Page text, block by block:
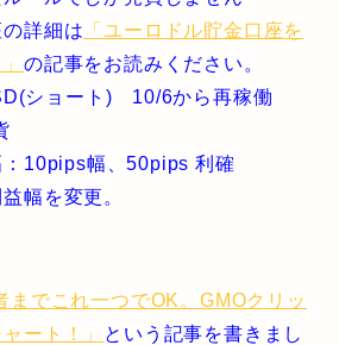
詳細は 「ユーロドル貯金口座を
」の記事をお読みください。
ショート) 10/6から再稼働
：10pips幅、50pips 利確
幅を変更。
までこれ一つでOK。GMOクリッ
ート！」
という記事を書きまし